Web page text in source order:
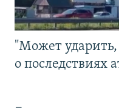
"Может
о последствиях